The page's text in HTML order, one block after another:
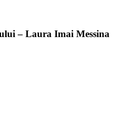
– Laura Imai Messina